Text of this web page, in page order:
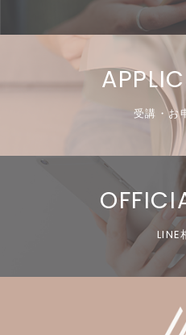
受講・お
LINE